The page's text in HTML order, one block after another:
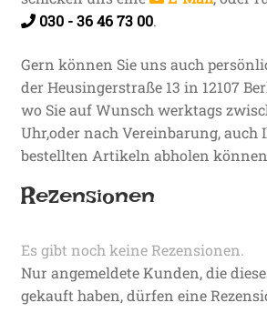
030 - 36 46 73 00.
Gern können Sie uns auch
der Heusingerstraße 13 in 12107
wo Sie auf Wunsch werktags
Uhr,oder nach Vereinbarung, auch
bestellten Artikeln abholen
Rezensionen
Es gibt noch keine Rezensionen.
Nur angemeldete Kunden, die
gekauft haben, dürfen eine